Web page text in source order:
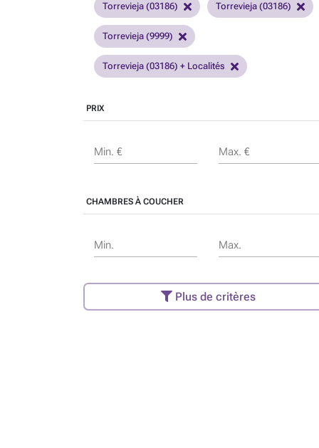
Torrevieja (03186) Torrevieja (03186)
Torrevieja (9999)
Torrevieja (03186) + Localités
PRIX
Min. € Max. €
CHAMBRES À COUCHER
Min. Max.
Plus de critères